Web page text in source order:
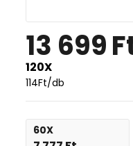
13 699
120X
114Ft/db
60X